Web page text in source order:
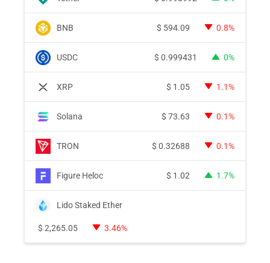
BNB $ 594.09 0.8%
USDC $ 0.999431 0%
XRP $ 1.05 1.1%
Solana $ 73.63 0.1%
TRON $ 0.32688 0.1%
Figure Heloc $ 1.02 1.7%
Lido Staked Ether
$ 2,265.05 3.46%